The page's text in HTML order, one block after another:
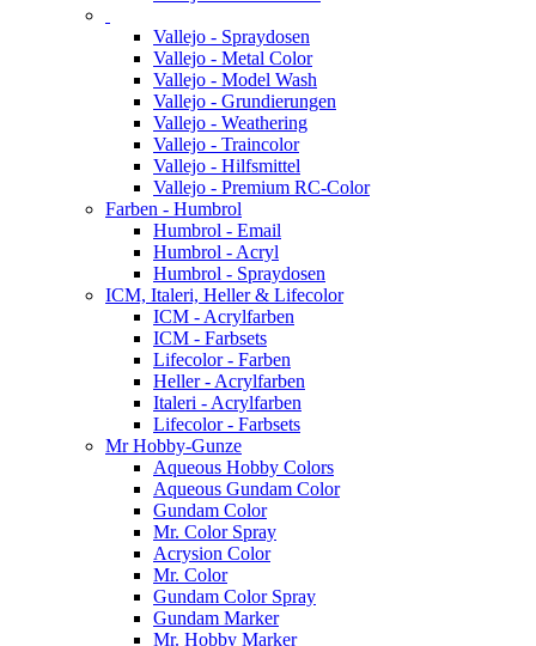
Vallejo - Spraydosen
Vallejo - Metal Color
Vallejo - Model Wash
Vallejo - Grundierungen
Vallejo - Weathering
Vallejo - Traincolor
Vallejo - Hilfsmittel
Vallejo - Premium RC-Color
Farben - Humbrol
Humbrol - Email
Humbrol - Acryl
Humbrol - Spraydosen
ICM, Italeri, Heller & Lifecolor
ICM - Acrylfarben
ICM - Farbsets
Lifecolor - Farben
Heller - Acrylfarben
Italeri - Acrylfarben
Lifecolor - Farbsets
Mr Hobby-Gunze
Aqueous Hobby Colors
Aqueous Gundam Color
Gundam Color
Mr. Color Spray
Acrysion Color
Mr. Color
Gundam Color Spray
Gundam Marker
Mr. Hobby Marker